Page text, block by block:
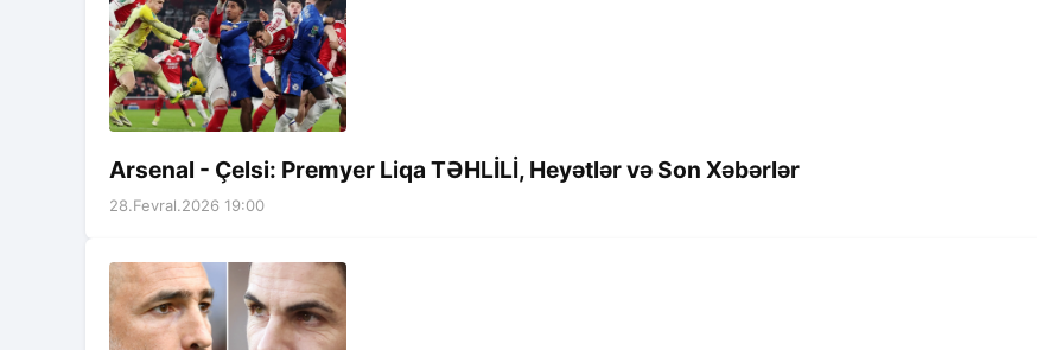
Arsenal - Çelsi: Premyer Liqa TƏHLİLİ, Heyətlər və Son Xəbərlər
28.Fevral.2026 19:00